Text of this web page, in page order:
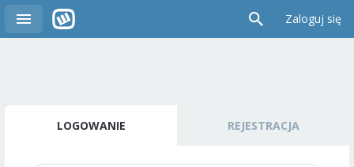
Zaloguj się
LOGOWANIE REJESTRACJA